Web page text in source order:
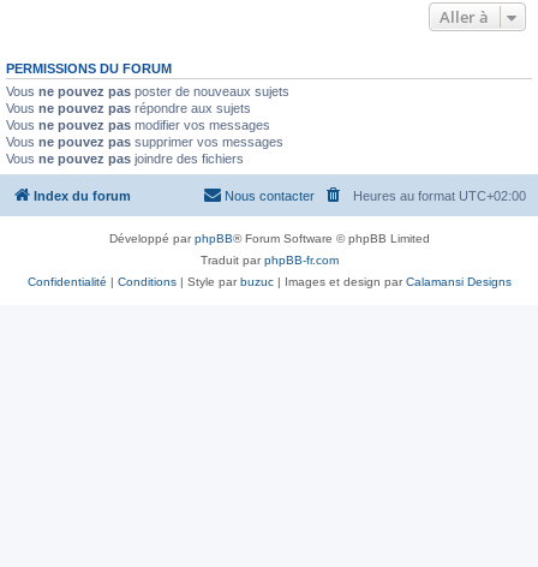
Aller à
PERMISSIONS DU FORUM
Vous ne pouvez pas poster de nouveaux sujets
Vous ne pouvez pas répondre aux sujets
Vous ne pouvez pas modifier vos messages
Vous ne pouvez pas supprimer vos messages
Vous ne pouvez pas joindre des fichiers
Index du forum Heures au format UTC+02:00
Nous contacter
Développé parphpBB® Forum Software © phpBB Limited
Traduit parphpBB-fr.com
Confidentialité | Conditions| Style parbuzuc| Images et design parCalamansi Designs